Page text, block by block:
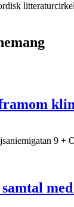
9 +
samtal